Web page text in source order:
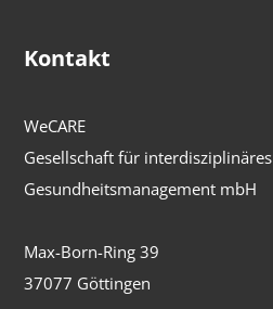
Kontakt
WeCARE
Gesellschaft für interdisziplinäres
Gesundheitsmanagement mbH
Max-Born-Ring 39
37077 Göttingen